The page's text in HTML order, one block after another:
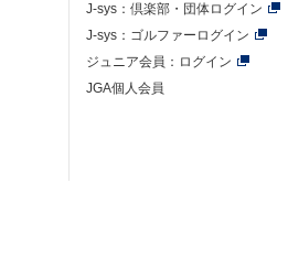
J-sys： 倶楽部・団体ログイン
J-sys：ゴルファーログイン
ジュニア会員：ログイン
JGA個人会員